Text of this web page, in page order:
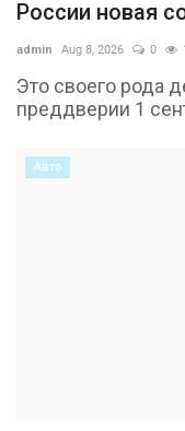
России новая
admin Aug 8, 2026 0
Это своего рода
преддверии 1
Авто